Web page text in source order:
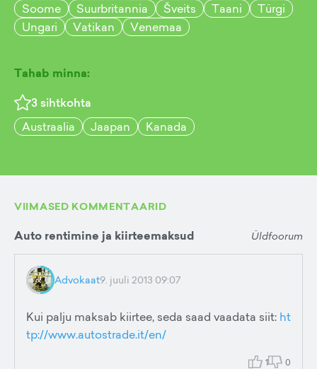
Soome
Suurbritannia Šveits Taani
Türgi
Ungari
Vatikan Venemaa
Tahab minna:
3 sihtkohta
Austraalia
Jaapan Kanada
VIIMASED KOMMENTAARID
Auto rentimine ja kiirteemaksud Üldfoorum
Advokaat9. juuli 2013 09:07
Kui palju maksab kiirtee, seda saad vaadata siit: ht
tp://www.autostrade.it/en/
1 0